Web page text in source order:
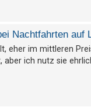
Nachtfahrten auf
eher im mittleren
ich nutz sie